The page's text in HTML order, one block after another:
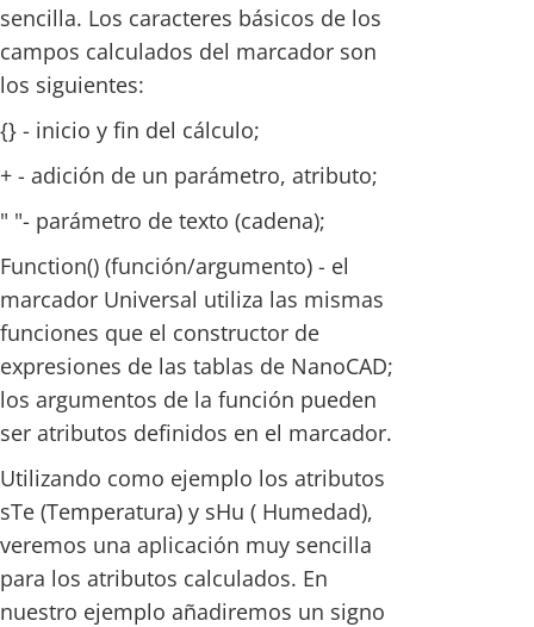
sencilla. Los caracteres básicos de los
campos calculados del marcador son
los siguientes:
{} - inicio y fin del cálculo;
+ - adición de un parámetro, atributo;
" "- parámetro de texto (cadena);
Function() (función/argumento) - el
marcador Universal utiliza las mismas
funciones que el constructor de
expresiones de las tablas de NanoCAD;
los argumentos de la función pueden
ser atributos definidos en el marcador.
Utilizando como ejemplo los atributos
sTe (Temperatura) y sHu ( Humedad),
veremos una aplicación muy sencilla
para los atributos calculados. En
nuestro ejemplo añadiremos un signo